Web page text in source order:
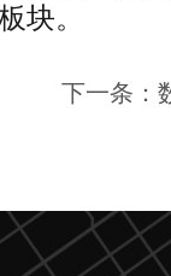
块。